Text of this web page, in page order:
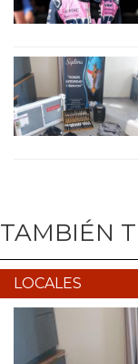
TAMBIÉN
LOCALES